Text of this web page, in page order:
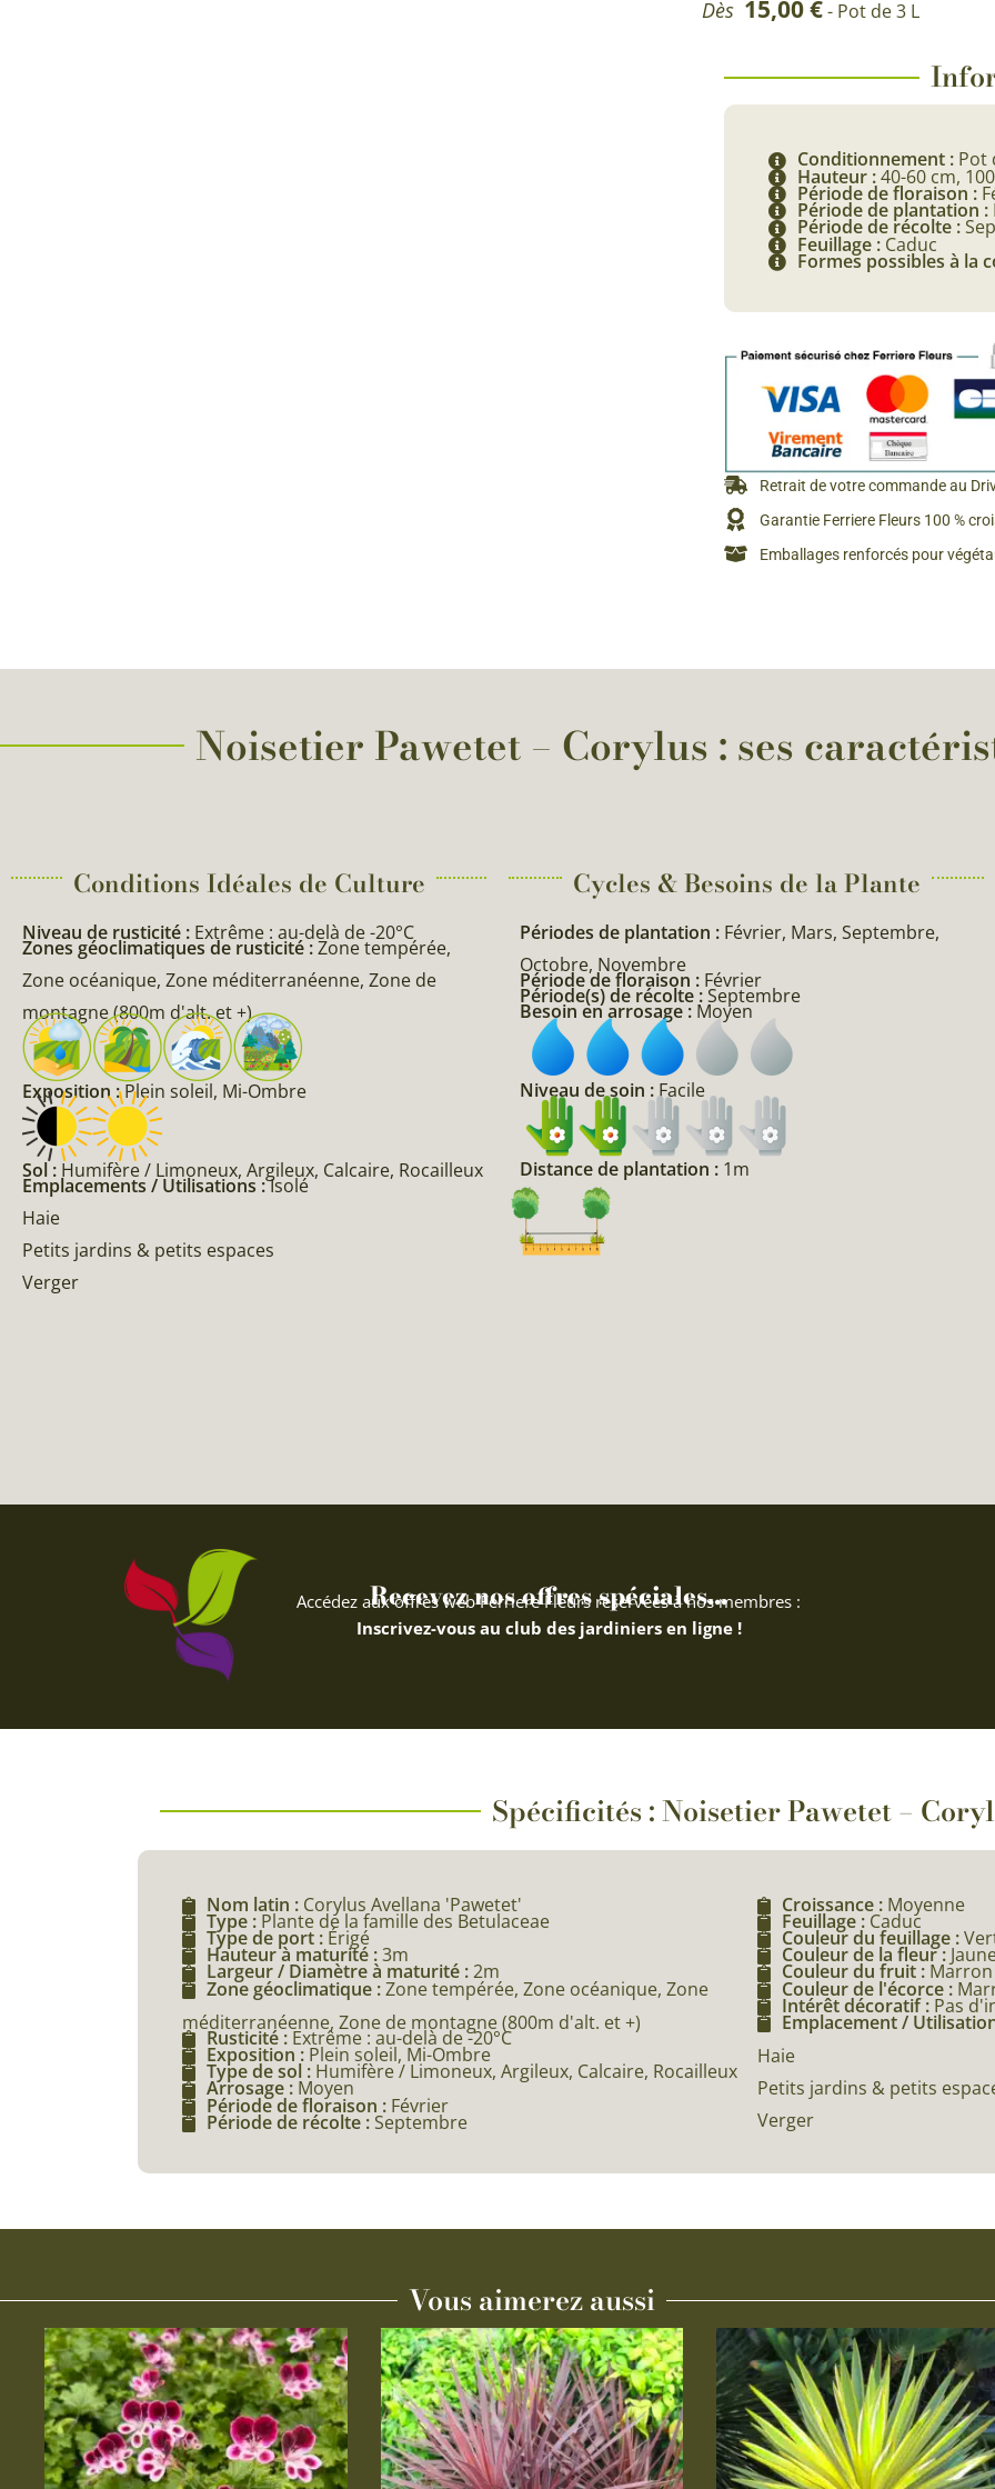
Rosiers à grosses fleursDès 15,00€- Pot de 3 L
Conditionnement : Pot
Hauteur :40-60 cm,
Période de floraison :
Période de plantation :
Période de récolte :
Feuillage : Caduc
Formes possibles à la
Retrait de votre commande au
Garantie Ferriere Fleurs 100 %
Emballages renforcés pour
Noisetier Pawetet – Corylus : ses
Conditions Idéales de Culture
Niveau de rusticité : Extrême : au-delà de -20°C
Zones géoclimatiques de rusticité :Zone tempérée,
Zone océanique, Zone méditerranéenne, Zone de
montagne (800m d'alt. et +)
Exposition :Plein soleil, Mi-Ombre
Sol : Humifère / Limoneux, Argileux, Calcaire, Rocailleux
Emplacements / Utilisations :Isolé
Haie
Petits jardins & petits espaces
Verger
Cycles & Besoins de la Plante​
Périodes de plantation : Février, Mars, Septembre,
Octobre, Novembre
Période de floraison : Février
Période(s) de récolte :Septembre
Besoin en arrosage :Moyen
Niveau de soin :Facile
Distance de plantation : 1m
Recevez nos offres spéciales...
Accédez aux offres web Ferriere Fleurs réservées à nos membres :
Inscrivez-vous au club des jardiniers en ligne !
Spécificités : Noisetier Pawetet –
Nom latin : Corylus Avellana 'Pawetet'
Type : Plante de la famille des Betulaceae
Type de port : Érigé
Hauteur à maturité :3m
Largeur / Diamètre à maturité :2m
Zone géoclimatique :Zone tempérée, Zone océanique, Zone
méditerranéenne, Zone de montagne (800m d'alt. et +)
Rusticité : Extrême : au-delà de -20°C
Exposition : Plein soleil, Mi-Ombre
Type de sol : Humifère / Limoneux, Argileux, Calcaire, Rocailleux
Arrosage : Moyen
Période de floraison : Février
Période de récolte :Septembre
Croissance : Moyenne
Feuillage : Caduc
Couleur du feuillage :
Couleur de la fleur :
Couleur du fruit : Marron
Couleur de l'écorce :
Intérêt décoratif : Pas
Emplacement /
Haie
Petits jardins & petits
Verger
Vous aimerez aussi
Ce
produit
a
plusieurs
variations.